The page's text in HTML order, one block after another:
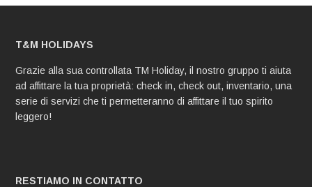
T&M HOLIDAYS
Grazie alla sua controllata TM Holiday, il nostro gruppo ti aiuta
ad affittare la tua proprietà: check in, check out, inventario, una
serie di servizi che ti permetteranno di affittare il tuo spirito
leggero!
RESTIAMO IN CONTATTO